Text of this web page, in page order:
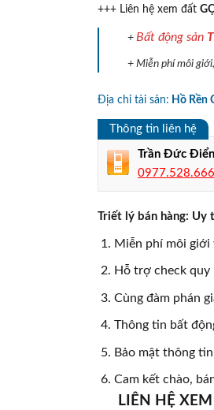
+++ Liên hệ xem đất
+ Bất động sản
+ Miễn phí môi
Địa chỉ tài sản: Hồ Rền
Thông tin liên hệ
Trần Đức Điển
0977.528.666
Triết lý bán hàng: Uy
Miễn phí môi giới
Hỗ trợ check quy
Cùng đàm phán
Thông tin bất
Bảo mật thông
Cam kết chào,
LIÊN HỆ